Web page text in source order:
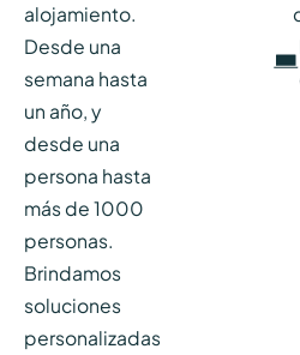
alojamiento.
Desde una
semana hasta
un año, y
desde una
persona hasta
más de 1000
personas.
Brindamos
soluciones
personalizadas